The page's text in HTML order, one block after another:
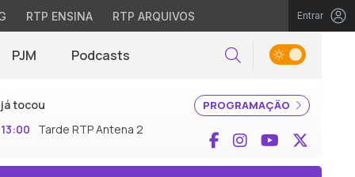
RTP ENSINA RTP ARQUIVOS Entrar
PJM Podcasts Pesquisar
PROGRAMAÇÃO
já tocou
13:00
Tarde RTP Antena 2 Facebook
InstagramYouTube